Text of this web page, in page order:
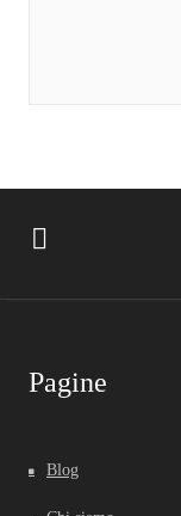
Pagine
Blog